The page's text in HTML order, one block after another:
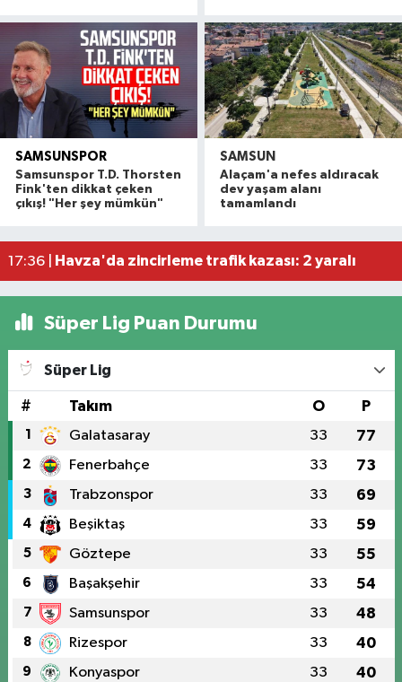
SAMSUNSPOR
Samsunspor T.D. Thorsten
Fink'ten dikkat çeken
çıkış! "Her şey mümkün"
SAMSUN
Alaçam'a nefes aldıracak
dev yaşam alanı
tamamlandı
20:16 |Alaçam çileği reçel oldu: Hedef coğrafi işaret ve
19:06 |Hafif ticari araç ile motosiklet çarpıştı: 1 yaralı
17:59 | Otomobille motosiklet çarpıştı: 1 yaralı
17:36 |
Havza'da zincirleme trafik kazası: 2 yaralı
Süper Lig Puan Durumu
Süper Lig
# Takım O P
1 Galatasaray 33 77
2 Fenerbahçe 33 73
3 Trabzonspor 33 69
4 Beşiktaş 33 59
5 Göztepe 33 55
6 Başakşehir 33 54
7 Samsunspor 33 48
8 Rizespor 33 40
9 Konyaspor 33 40